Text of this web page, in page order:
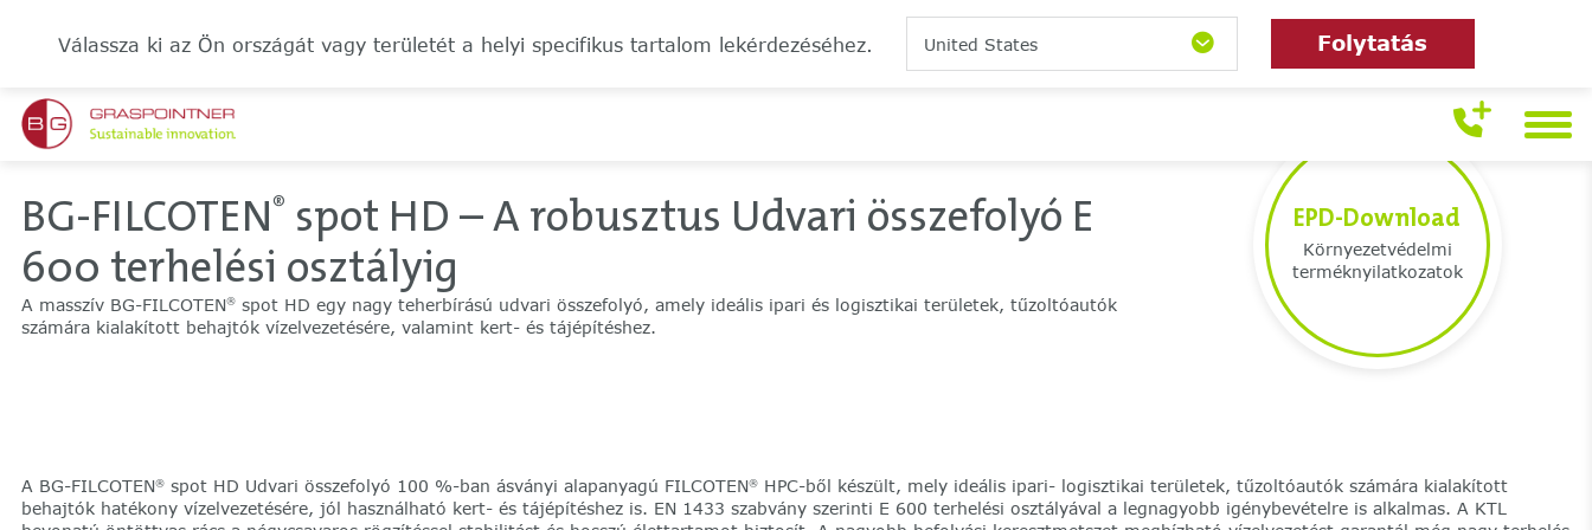
Válassza ki az Ön országát vagy területét a helyi specifikus tartalom lekérdezéséhez. United States Folytatás
BG-FILCOTEN® spot HD – A robusztus Udvari összefolyó E
600 terhelési osztályig
A masszív BG-FILCOTEN®spot HD egy nagy teherbírású udvari összefolyó, amely ideális ipari és logisztikai területek, tűzoltóautók
számára kialakított behajtók vízelvezetésére, valamint kert- és tájépítéshez.
EPD-Download
Környezetvédelmi
terméknyilatkozatok
A BG-FILCOTEN®spot HD Udvari összefolyó 100 %-ban ásványi alapanyagú FILCOTEN®HPC-ből készült, mely ideális ipari- logisztikai területek, tűzoltóautók számára kialakított
behajtók hatékony vízelvezetésére, jól használható kert- és tájépítéshez is. EN 1433 szabvány szerinti E 600 terhelési osztályával a legnagyobb igénybevételre is alkalmas. A KTL